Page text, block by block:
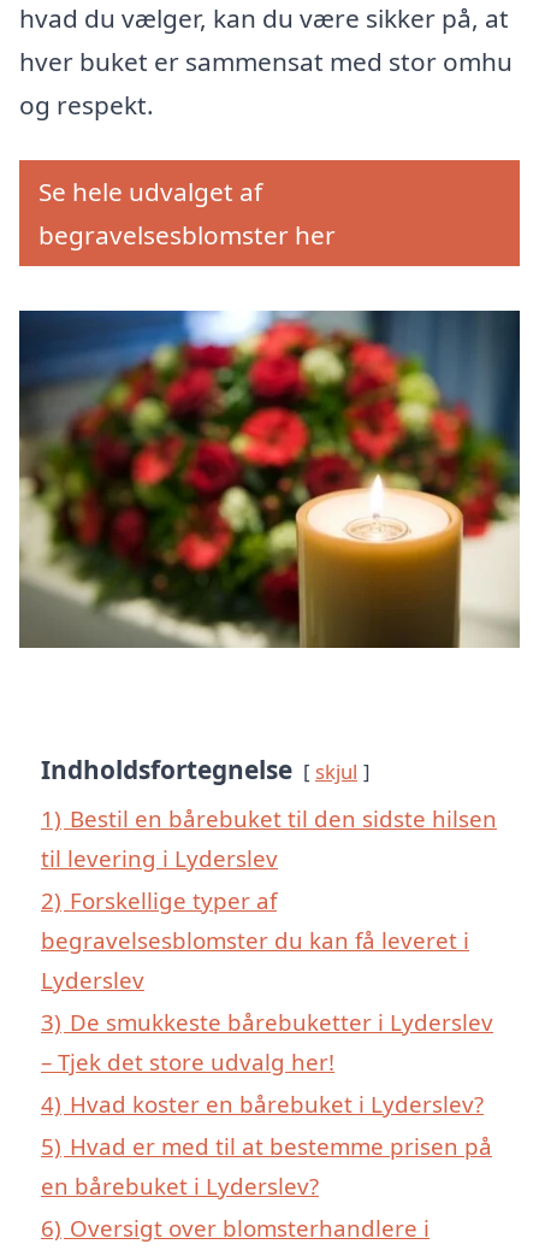
hvad du vælger, kan du være sikker på, at
hver buket er sammensat med stor omhu
og respekt.
Se hele udvalget af
begravelsesblomster her
Indholdsfortegnelse skjul
1) Bestil en bårebuket til den sidste hilsen
til levering i Lyderslev
2) Forskellige typer af
begravelsesblomster du kan få leveret i
Lyderslev
3) De smukkeste bårebuketter i Lyderslev
– Tjek det store udvalg her!
4) Hvad koster en bårebuket i Lyderslev?
5) Hvad er med til at bestemme prisen på
en bårebuket i Lyderslev?
6) Oversigt over blomsterhandlere i